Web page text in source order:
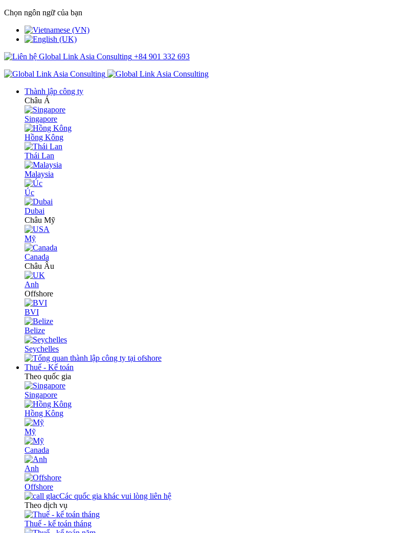
Chọn ngôn ngữ của bạn
+84 901 332 693
Thành lập công ty
Châu Á
Singapore
Hồng Kông
Thái Lan
Malaysia
Úc
Dubai
Châu Mỹ
Mỹ
Canada
Châu Âu
Anh
Offshore
BVI
Belize
Seychelles
Thuế - Kế toán
Theo quốc gia
Singapore
Hồng Kông
Mỹ
Canada
Anh
Offshore
Các quốc gia khác vui lòng liên hệ
Theo dịch vụ
Thuế - kế toán tháng